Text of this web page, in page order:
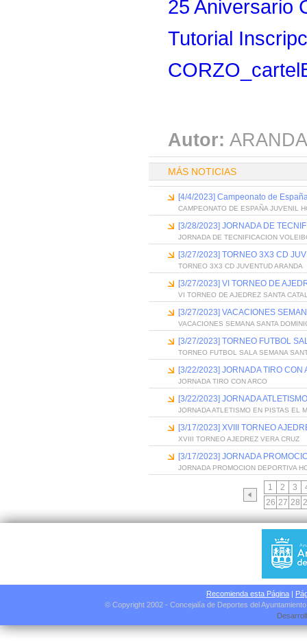
25 Aniversario
Tutorial
Autor:
MÁS NOTICIAS
[4/4/2023] Campeonato de
CAMPEONATO DE ESPAÑA JUVENIL
[3/28/2023] JORNADA DE
JORNADA DE TECNIFICACION
[3/27/2023] TORNEO 3X3 CD
TORNEO 3X3 CD JUVENTUD ARANDA
[3/27/2023] VI TORNEO DE
VI TORNEO DE AJEDREZ SANTA
[3/27/2023] VACACIONES
VACACIONES SEMANA SANTA
[3/27/2023] TORNEO FUTBOL
TORNEO FUTBOL SALA SEMANA
[3/22/2023] JORNADA TIRO CON
JORNADA TIRO CON ARCO
[3/22/2023] JORNADA
JORNADA ATLETISMO EN PISTAS EL
[3/17/2023] XVIII TORNEO
XVIII TORNEO AJEDREZ VERA CRUZ
[3/17/2023] JORNADA
JORNADA PROMOCION DEPORTIVA
1 2 3
26 27 28
Recomienda esta Página |
© Copyright 2002 - Concejalía de Deportes del